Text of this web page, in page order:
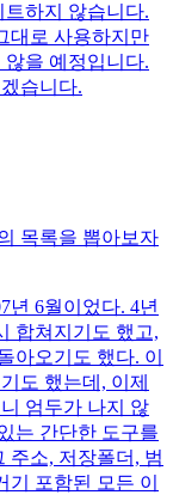
하지 않습니다.
대로 사용하지만
을 예정입니다.
습니다.
목록을 뽑아보자
년 6월이었다. 4년
합쳐지기도 했고,
아오기도 했다. 이
도 했는데, 이제
엄두가 나지 않
는 간단한 도구를
주소, 저장폴더, 범
기 포함된 모든 이